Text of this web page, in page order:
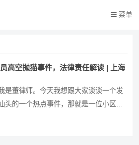
菜单
高空抛猫事件，法律责任解读 | 上海
是董律师。今天我想跟大家谈谈一个发
头的一个热点事件，那就是一位小区保